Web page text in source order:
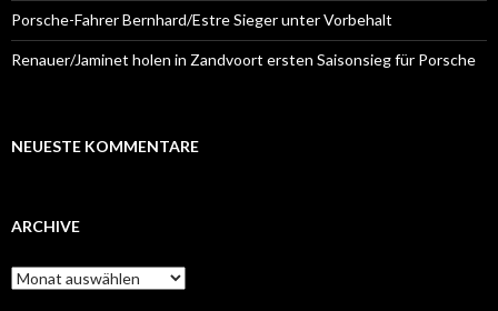
Porsche-Fahrer Bernhard/Estre Sieger unter Vorbehalt
Renauer/Jaminet holen in Zandvoort ersten Saisonsieg für Porsche
NEUESTE KOMMENTARE
ARCHIVE
A
r